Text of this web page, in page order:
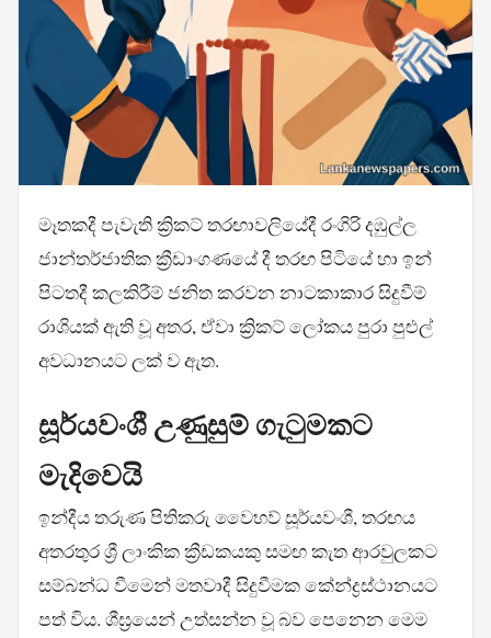
මෑතකදී පැවැති ක්‍රිකට් තරඟාවලියේදී රංගිරි දඹුල්ල
ජාන්තර්ජාතික ක්‍රීඩාංගණයේ දී තරඟ පිටියේ හා ඉන්
පිටතදී කලකිරීම් ජනිත කරවන නාටකාකාර සිදුවීම්
රාශියක් ඇති වූ අතර, ඒවා ක්‍රිකට් ලෝකය පුරා පුළුල්
අවධානයට ලක් ව ඇත.
සූර්යවංශී උණුසුම් ගැටුමකට
මැදිවෙයි
ඉන්දීය තරුණ පිතිකරු වෛභව් සූර්යවංශී, තරඟය
අතරතුර ශ්‍රී ලාංකික ක්‍රීඩකයකු සමඟ කැත ආරවුලකට
සම්බන්ධ වීමෙන් මතවාදී සිදුවීමක කේන්ද්‍රස්ථානයට
පත් විය. ශීඝ්‍රයෙන් උත්සන්න වූ බව පෙනෙන මෙම